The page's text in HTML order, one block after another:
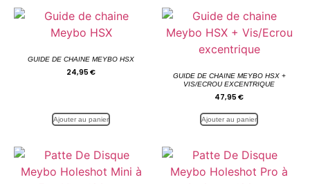
GUIDE DE CHAINE MEYBO HSX
24,95 €
Ajouter au panier
GUIDE DE CHAINE MEYBO HSX +
VIS/ECROU EXCENTRIQUE
47,95 €
Ajouter au panier